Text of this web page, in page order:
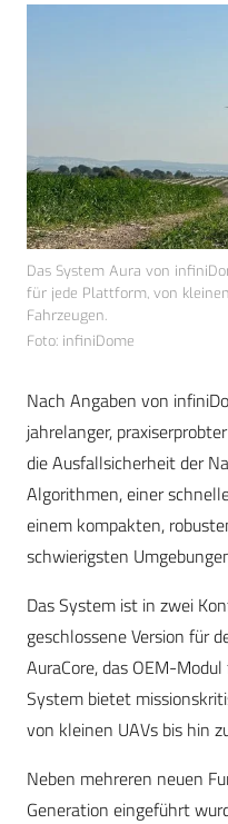
Das System Aura von
für jede Plattform, von
Fahrzeugen.
Foto: infiniDome
Nach Angaben von
jahrelanger,
die Ausfallsicherheit der
Algorithmen, einer
einem kompakten,
schwierigsten
Das System ist in zwei
geschlossene Version für
AuraCore, das OEM-
System bietet
von kleinen UAVs bis hin
Neben mehreren neuen
Generation eingeführt